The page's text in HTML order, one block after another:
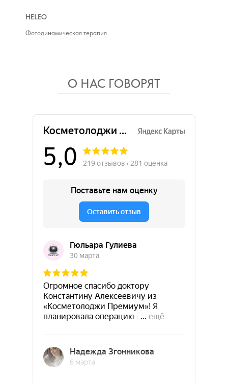
HELEO
Фотодинамическая терапия
О НАС ГОВОРЯТ